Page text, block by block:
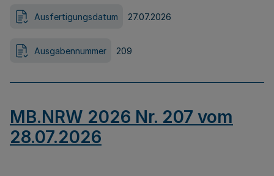
Ausfertigungsdatum 27.07.2026
Ausgabennummer 209
MB.NRW 2026 Nr. 207 vom
28.07.2026